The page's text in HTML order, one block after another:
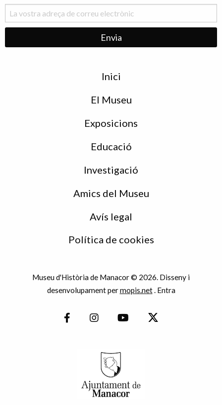
Inici
El Museu
Exposicions
Educació
Investigació
Amics del Museu
Avís legal
Política de cookies
Museu d'Història de Manacor © 2026. Disseny i
desenvolupament permopis.net. Entra